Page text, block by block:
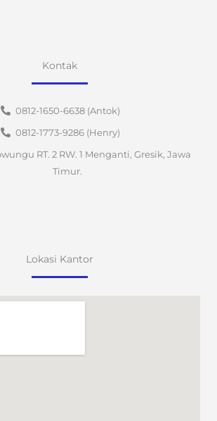
Kontak
0812-1650-6638 (Antok)
0812-1773-9286 (Henry)
RT. 2 RW. 1 Menganti, Gresik, Jawa
Timur.
Lokasi Kantor